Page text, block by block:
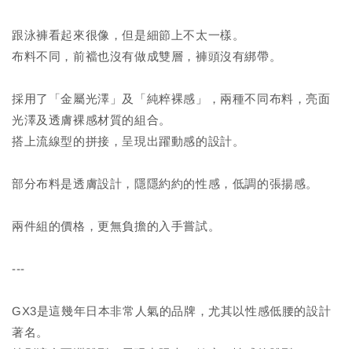
跟泳褲看起來很像，但是細節上不太一樣。
布料不同，前襠也沒有做成雙層，褲頭沒有綁帶。
採用了「金屬光澤」及「純粹裸感」，兩種不同布料，亮面
光澤及透膚裸感材質的組合。
搭上流線型的拼接，呈現出躍動感的設計。
部分布料是透膚設計，隱隱約約的性感，低調的張揚感。
兩件組的價格，更無負擔的入手嘗試。
---
GX3是這幾年日本非常人氣的品牌，尤其以性感低腰的設計
著名。